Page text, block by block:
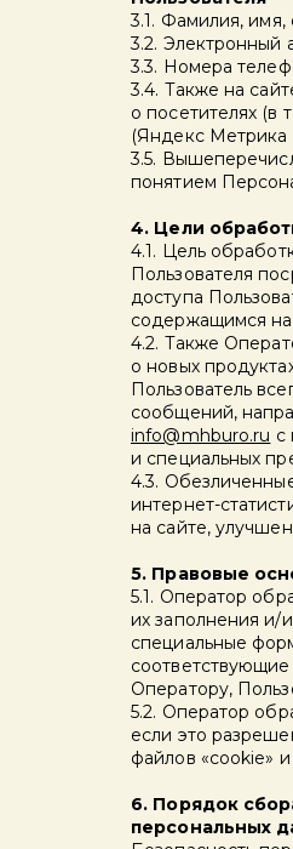
3.1. Фамилия, имя,
3.2. Электронный
3.3. Номера
3.4. Также на
о посетителях (в
(Яндекс Метрика
3.5.
понятием
4. Цели
4.1. Цель
Пользователя
доступа
содержащимся на
4.2. Также
о новых
Пользователь
сообщений,
info@mhburo.ru с
и специальных
4.3.
интернет-
на сайте,
5. Правовые
5.1. Оператор
их заполнения и/
специальные
Оператору,
5.2. Оператор
если это
файлов «cookie»
6. Порядок
персональных